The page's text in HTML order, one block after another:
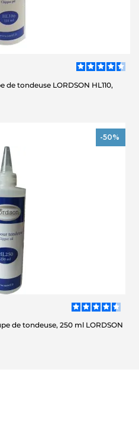
tondeuse LORDSON HL110,
-50%
de tondeuse, 250 ml LORDSON